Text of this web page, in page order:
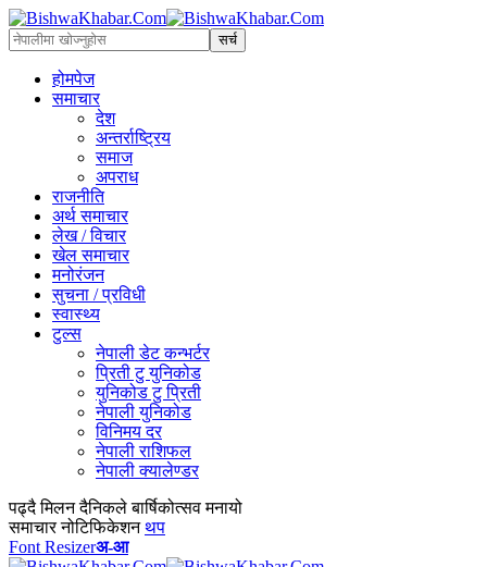
होमपेज
समाचार
देश
अन्तर्राष्ट्रिय
समाज
अपराध
राजनीति
अर्थ समाचार
लेख / विचार
खेल समाचार
मनोरंजन
सुचना / प्रविधी
स्वास्थ्य
टुल्स
नेपाली डेट कन्भर्टर
प्रिती टु युनिकोड
युनिकोड टु प्रिती
नेपाली युनिकोड
विनिमय दर
नेपाली राशिफल
नेपाली क्यालेण्डर
पढ्दै मिलन दैनिकले बार्षिकोत्सव मनायो
समाचार नोटिफिकेशन थप
Font Resizerअ-आ